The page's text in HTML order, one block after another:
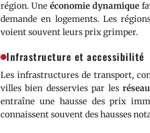
région. Une économie dynamique
demande en logements. Les
voient souvent leurs prix grimper.
Infrastructure et accessibilité
Les infrastructures de transport,
villes bien desservies par les
entraîne une hausse des prix
connaissent souvent des hausses